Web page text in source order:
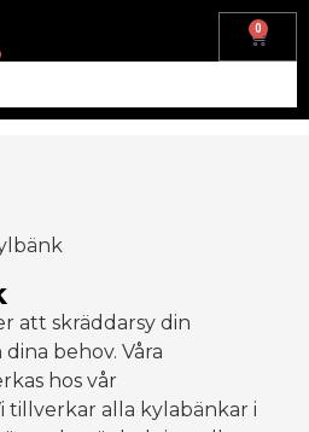
0
att skräddarsy din
behov. Våra
hos vår
tillverkar alla kylabänkar i